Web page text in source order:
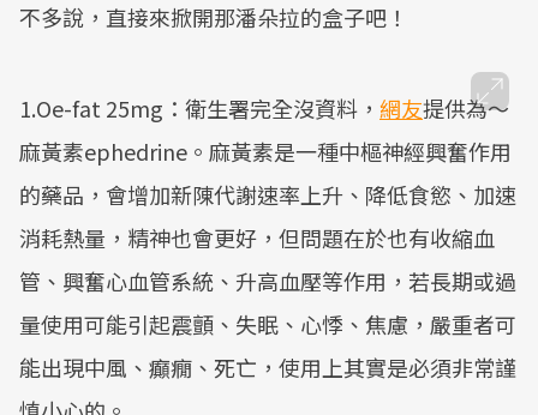
不多說，直接來掀開那潘朵拉的盒子吧！
1.Oe-fat 25mg：衛生署完全沒資料， 網友提供為～
麻黃素ephedrine。麻黃素是一種中樞神經興奮作用
的藥品，會增加新陳代謝速率上升、降低食慾、加速
消耗熱量，精神也會更好，但問題在於也有收縮血
管、興奮心血管系統、升高血壓等作用，若長期或過
量使用可能引起震顫、失眠、心悸、焦慮，嚴重者可
能出現中風、癲癇、死亡，使用上其實是必須非常謹